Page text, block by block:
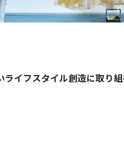
イフスタイル創造に取り